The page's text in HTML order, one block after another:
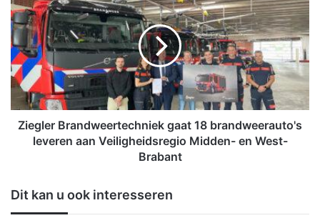
t
z
o
e
k
t
s
v
i
e
g
l
e
r
r
e
r
Ziegler Brandweertechniek gaat 18 brandweerauto's
leveren aan Veiligheidsregio Midden- en West-
Brabant
Dit kan u ook interesseren